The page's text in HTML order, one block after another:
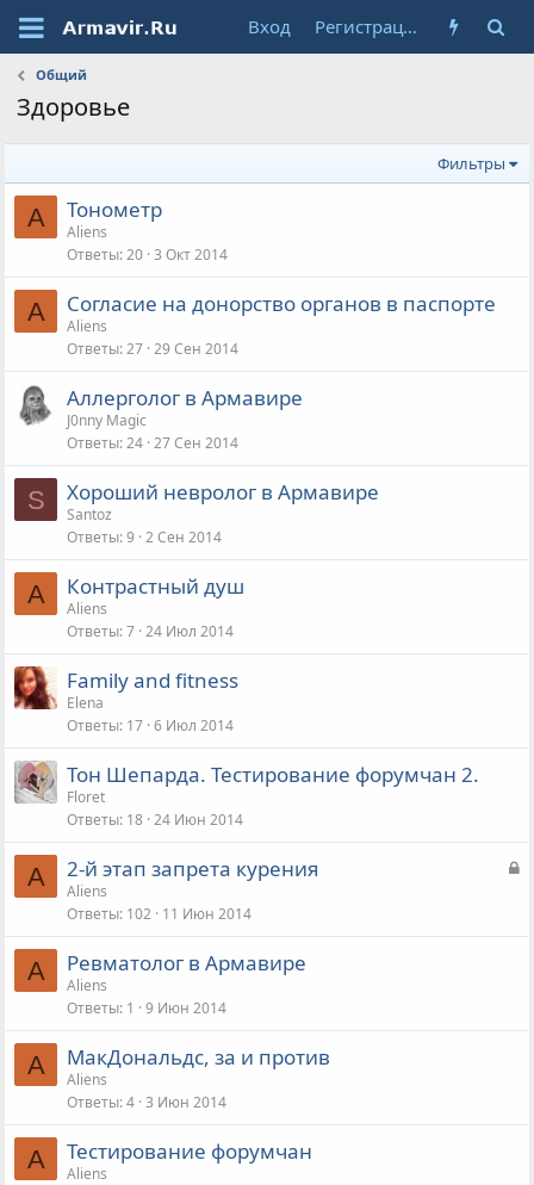
Вход Регистрация
Общий
Здоровье
Фильтры
A Тонометр
Aliens
Ответы 20 3 Окт 2014
A Cогласие на донорство органов в паспорте
Aliens
Ответы 27 29 Сен 2014
Аллерголог в Армавире
J0nny Magic
Ответы 24 27 Сен 2014
S Хороший невролог в Армавире
Santoz
Ответы 9 2 Сен 2014
A Контрастный душ
Aliens
Ответы 7 24 Июл 2014
Family and fitness
Elena
Ответы 17 6 Июл 2014
Тон Шепарда. Тестирование форумчан 2.
Floret
Ответы 18 24 Июн 2014
A
З
2-й этап запрета курения
Aliens
Ответы 102 11 Июн 2014
A Ревматолог в Армавире
Aliens
Ответы 1 9 Июн 2014
A МакДональдс, за и против
Aliens
Ответы 4 3 Июн 2014
A Тестирование форумчан
Aliens